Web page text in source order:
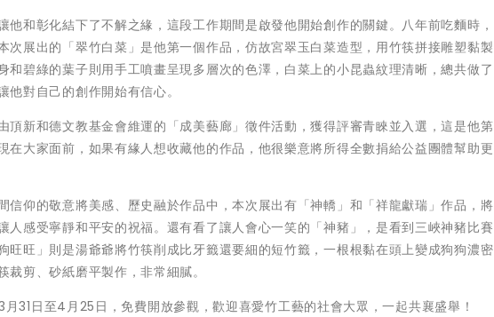
和彰化結下了不解之緣，這段工作期間是啟發他開始創作的關鍵。八年前吃麵時，
次展出的「翠竹白菜」是他第一個作品，仿故宮翠玉白菜造型，用竹筷拼接雕塑黏製
和碧綠的葉子則用手工噴畫呈現多層次的色澤，白菜上的小昆蟲紋理清晰，總共做了
對自己的創作開始有信心。
頂新和德文教基金會維運的「成美藝廊」徵件活動，獲得評審青睞並入選，這是他第
在大家面前，如果有緣人想收藏他的作品，他很樂意將所得全數捐給公益團體幫助更
信仰的敬意將美感、歷史融於作品中，本次展出有「神轎」和「祥龍獻瑞」作品，將
人感受寧靜和平安的祝福。還有看了讓人會心一笑的「神豬」，是看到三峽神豬比賽
旺旺」則是湯爺爺將竹筷削成比牙籤還要細的短竹籤，一根根黏在頭上變成狗狗濃密
剪、砂紙磨平製作，非常細膩。
31日至4月25日，免費開放參觀，歡迎喜愛竹工藝的社會大眾，一起共襄盛舉！